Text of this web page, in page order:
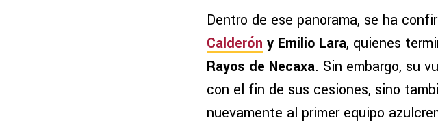
Dentro de ese panorama, se ha
Calderón y Emilio Lara, quienes
Rayos de Necaxa. Sin embargo, su
con el fin de sus cesiones, sino
nuevamente al primer equipo